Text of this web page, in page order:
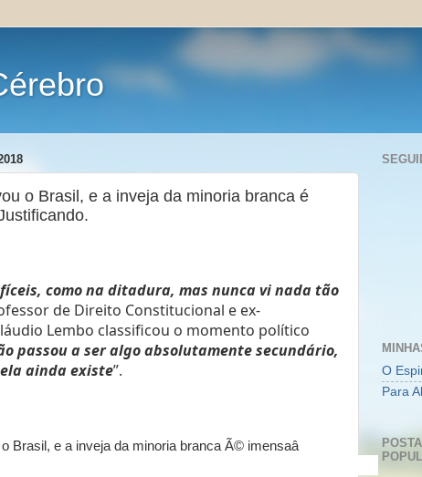
o Brasil, e a inveja da minoria branca é
como na ditadura, mas nunca vi nada tão
de Direito Constitucional e ex-
Lembo classificou o momento político
passou a ser algo absolutamente secundário,
ainda existe”.
O
Para